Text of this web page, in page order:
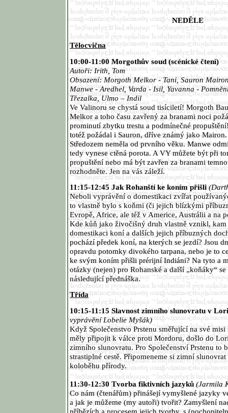
NEDĚLE
Tělocvična
10:00-11:00 Morgothův soud (scénické čtení)
Autoři: Irith, Tom
Obsazení: Morgoth Melkor - Tani, Sauron
Manwe - Aredhel, Varda - Isil, Yavanna -
Třezalka, Ulmo – Indil
Ve Valinoru se chystá soud tisíciletí! Morgoth
Melkor a toho času zavřený za branami noci
prominutí zbytku trestu a podmínečné
totéž požádal i Sauron, dříve známý jako
Středozem neměla od prvního věku. Manwe
tedy vynese ctěná porota. A VY můžete být při
propuštění nebo má být zavřen za branami
rozhodněte. Jen na vás záleží.
11:15-12:45 Jak Rohanští ke koním přišli
Neboli vyprávění o domestikaci zvířat
to vlastně bylo s koňmi (či jejich blízkými
Evropě, Africe, ale též v Americe, Austrálii a na
Kde kůň jako živočišný druh vlastně vznikl,
domestikaci koní a dalších jejich příbuzných
pochází předek koní, na kterých se jezdí? Jsou
opravdu potomky divokého tarpana, nebo je to
ke svým koním přišli prérijní Indiáni? Na tyto a
otázky (nejen) pro Rohanské a další „koňáky“
následující přednáška.
Třída
10:15-11:15 Slavnost zimního slunovratu v
vyprávění Lobelie Myšák)
Když Společenstvo Prstenu směřující na své
měly připojit k válce proti Mordoru, došlo do
zimního slunovratu. Pro Společenství Prstenu to
strastiplné cestě. Připomeneme si zimní
koloběhu přírody.
11:30-12:30 Tvorba fiktivních jazyků (Jarmila
Co nám (čtenářům) přinášejí vymyšlené jazyky
a jak je můžeme (my autoři) tvořit? Zamyšlení
příbězích a procesem jejich tvorby, s